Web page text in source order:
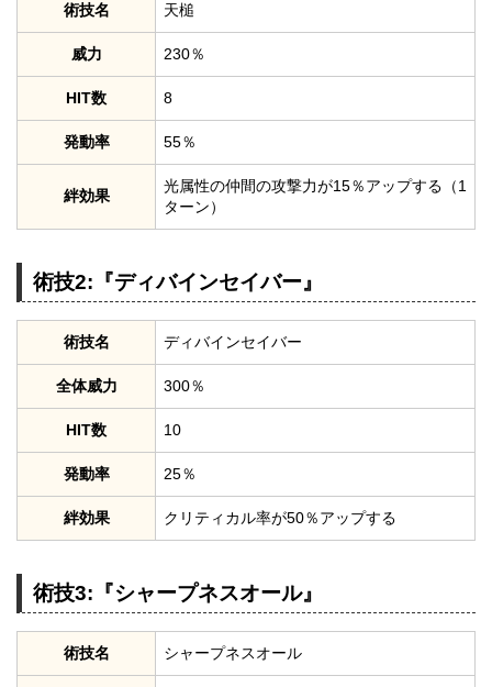
術技名 天槌
威力 230％
HIT数 8
発動率 55％
絆効果
光属性の仲間の攻撃力が15％アップする（1
ターン）
術技2:『ディバインセイバー』
術技名 ディバインセイバー
全体威力 300％
HIT数 10
発動率 25％
絆効果 クリティカル率が50％アップする
術技3:『シャープネスオール』
術技名 シャープネスオール